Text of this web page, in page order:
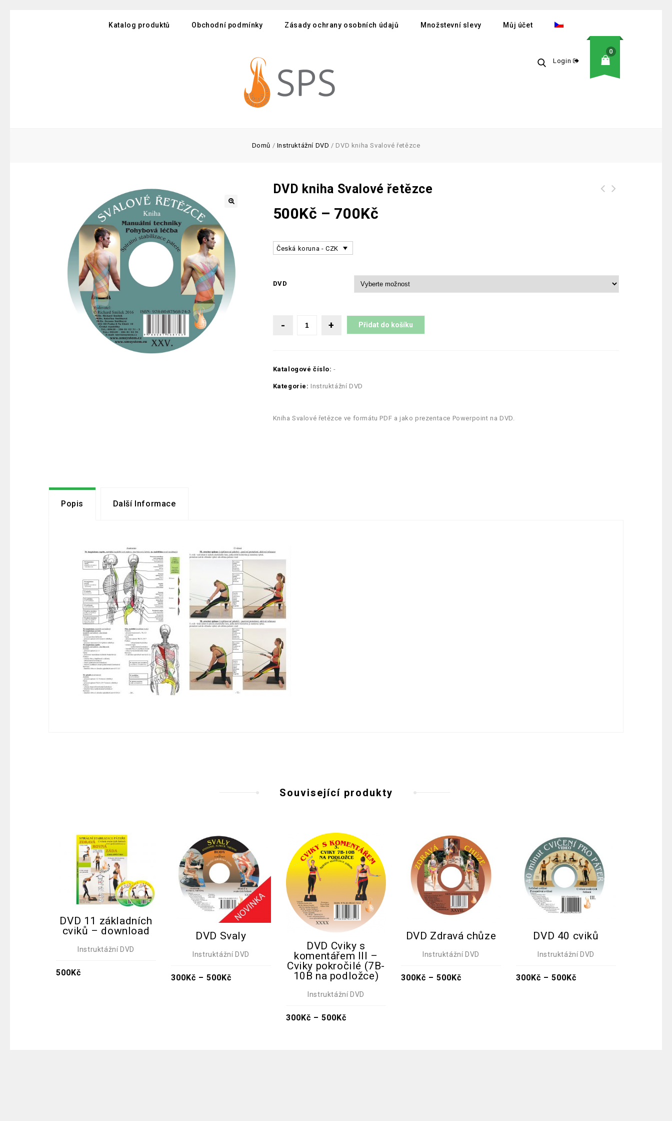
Katalog produktů Obchodní podmínky Zásady ochrany osobních údajů Množstevní slevy Můj účet
Login
0
Domů / Instruktážní DVD / DVD kniha Svalové řetězce
DVD kniha Svalové řetězce
500Kč – 700Kč
Česká koruna - CZK
DVD
Přidat do košíku
Katalogové číslo:-
Kategorie: Instruktážní DVD
Kniha Svalové řetězce ve formátu PDF a jako prezentace Powerpoint na DVD.
Popis Další Informace
Související produkty
DVD 11 základních
cviků – download
Instruktážní DVD
500Kč
DVD Svaly
Instruktážní DVD
300Kč – 500Kč
DVD Cviky s
komentářem III –
Cviky pokročilé (7B-
10B na podložce)
Instruktážní DVD
300Kč – 500Kč
DVD Zdravá chůze
Instruktážní DVD
300Kč – 500Kč
DVD 40 cviků
Instruktážní DVD
300Kč – 500Kč